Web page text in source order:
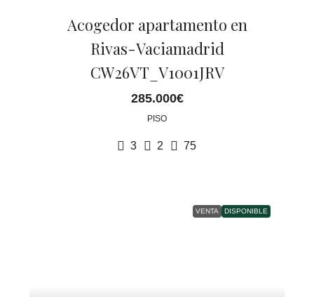
Acogedor apartamento en
Rivas-Vaciamadrid
CW26VT_V1001JRV
285.000€
PISO
3 2 75
VENTA DISPONIBLE